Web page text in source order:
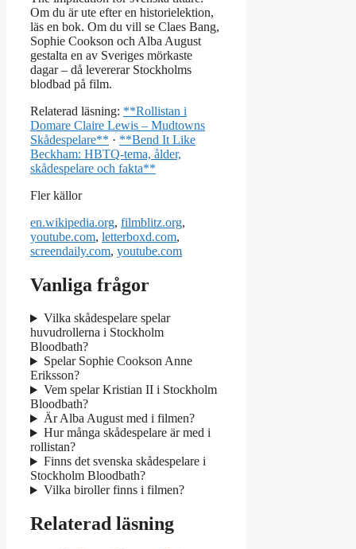
Om du är ute efter en historielektion,
läs en bok. Om du vill se Claes Bang,
Sophie Cookson och Alba August
gestalta en av Sveriges mörkaste
dagar – då levererar Stockholms
blodbad på film.
Relaterad läsning: **Rollistan i
Domare Claire Lewis – Mudtowns
Skådespelare** · **Bend It Like
Beckham: HBTQ-tema, ålder,
skådespelare och fakta**
Fler källor
en.wikipedia.org, filmblitz.org,
youtube.com, letterboxd.com,
screendaily.com, youtube.com
Vanliga frågor
Vilka skådespelare spelar
huvudrollerna i Stockholm
Bloodbath?
Spelar Sophie Cookson Anne
Eriksson?
Vem spelar Kristian II i Stockholm
Bloodbath?
Är Alba August med i filmen?
Hur många skådespelare är med i
rollistan?
Finns det svenska skådespelare i
Stockholm Bloodbath?
Vilka biroller finns i filmen?
Relaterad läsning